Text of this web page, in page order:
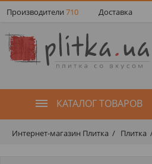
Производители 710 Доставка
КАТАЛОГ ТОВАРОВ
Интернет-магазин Плитка Плитка